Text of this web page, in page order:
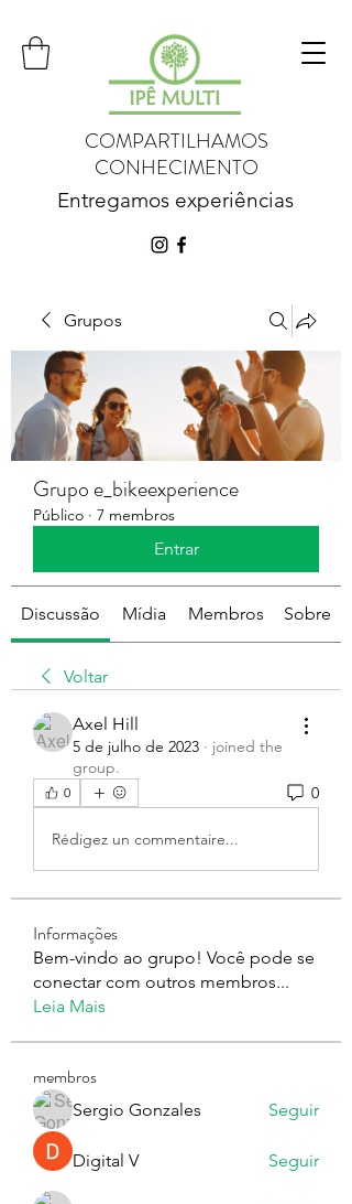
COMPARTILHAMOS
CONHECIMENTO
Entregamos experiências
Grupos
Grupo e_bikeexperience
Público · 7 membros
Entrar
Discussão Mídia Membros Sobre
Voltar
Axel Hill
5 de julho de 2023 · joined the
group.
0 0
Rédigez un commentaire...
Informações
Bem-vindo ao grupo! Você pode se
conectar com outros membros...
Leia Mais
membros
Sergio Gonzales Seguir
Digital V Seguir